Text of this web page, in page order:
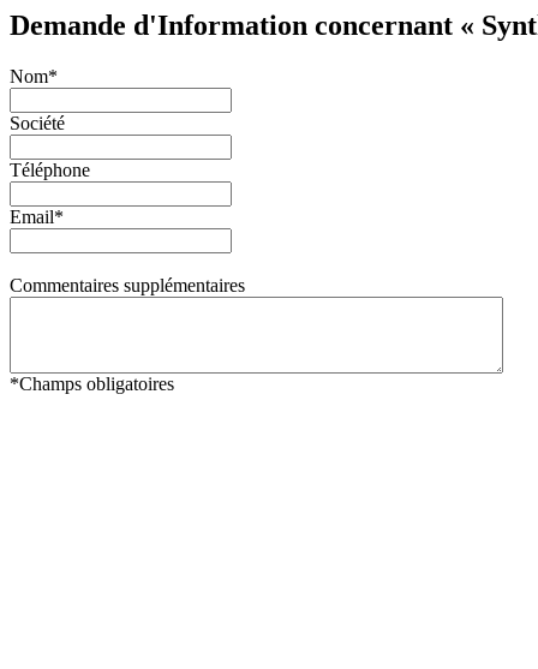
Demande d'Information concernant «
Nom*
Société
Téléphone
Email*
Commentaires supplémentaires
*Champs obligatoires